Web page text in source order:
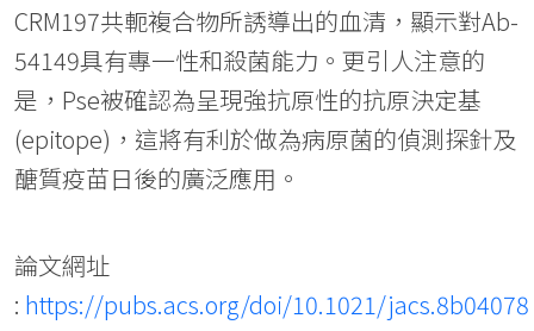
CRM197共軛複合物所誘導出的血清，顯示對Ab-
54149具有專一性和殺菌能力。更引人注意的
是，Pse被確認為呈現強抗原性的抗原決定基
(epitope)，這將有利於做為病原菌的偵測探針及
醣質疫苗日後的廣泛應用。
論文網址
: https://pubs.acs.org/doi/10.1021/jacs.8b04078